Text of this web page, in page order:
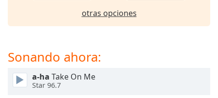
off,
Audio
Track
Picture-
otras opciones
Sonando ahora:
a-ha Take On Me
Star 96.7